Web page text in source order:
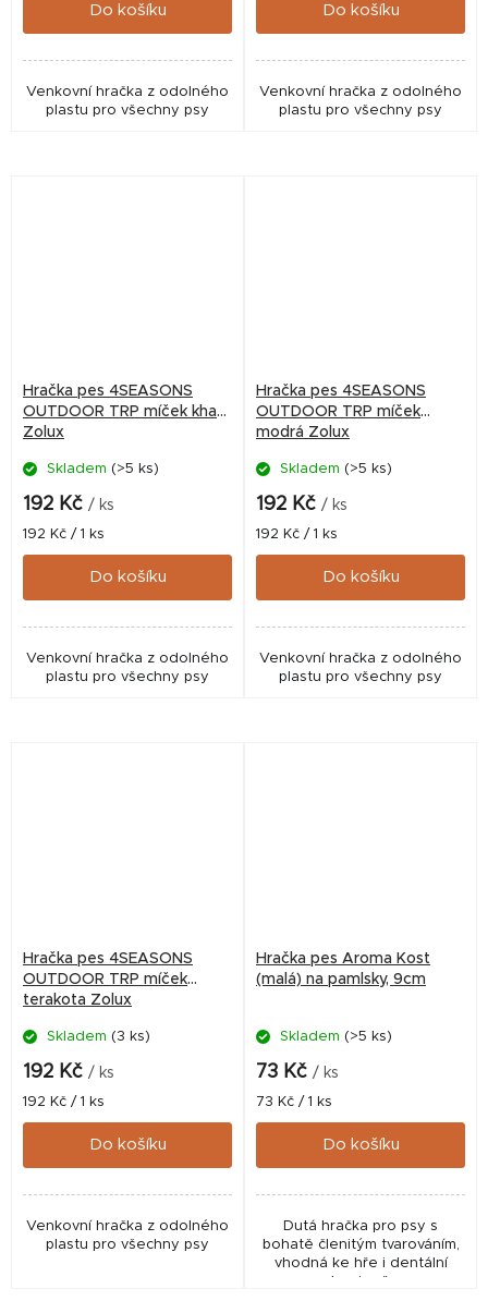
Do košíku
Venkovní hračka z odolného
plastu pro všechny psy
Do košíku
Venkovní hračka z odolného
plastu pro všechny psy
Hračka pes 4SEASONS
OUTDOOR TRP míček khaki
Zolux
Skladem (>5 ks)
192 Kč / ks
Měrná
cena:
192 Kč / 1 ks
Do košíku
Venkovní hračka z odolného
plastu pro všechny psy
Hračka pes 4SEASONS
OUTDOOR TRP míček
modrá Zolux
Skladem (>5 ks)
192 Kč / ks
Měrná
cena:
192 Kč / 1 ks
Do košíku
Venkovní hračka z odolného
plastu pro všechny psy
Hračka pes 4SEASONS
OUTDOOR TRP míček
terakota Zolux
Skladem (3 ks)
192 Kč / ks
Měrná
cena:
192 Kč / 1 ks
Do košíku
Venkovní hračka z odolného
plastu pro všechny psy
Hračka pes Aroma Kost
(malá) na pamlsky, 9cm
Skladem (>5 ks)
73 Kč / ks
Měrná
cena:
73 Kč / 1 ks
Do košíku
Dutá hračka pro psy s
bohatě členitým tvarováním,
vhodná ke hře i dentální
hygieně